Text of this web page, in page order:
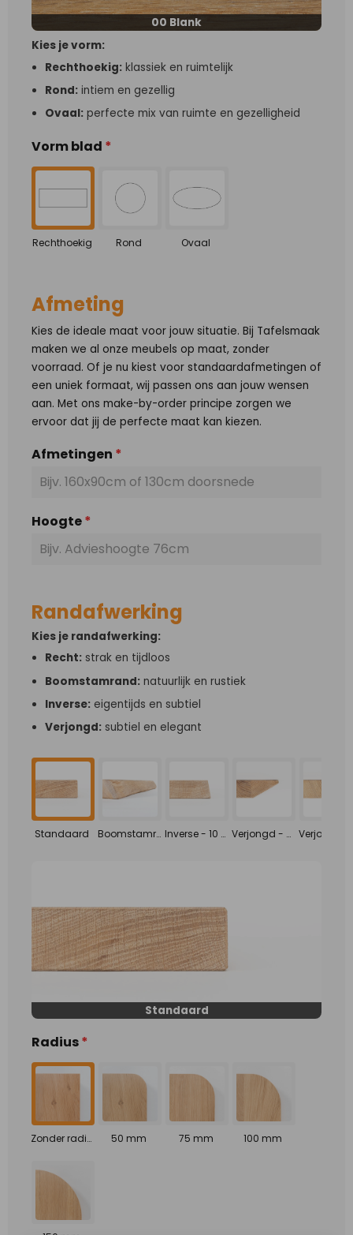
00 Blank
Kies je vorm:
Rechthoekig: klassiek en ruimtelijk
Rond: intiem en gezellig
Ovaal: perfecte mix van ruimte en gezelligheid
Vorm blad *
Rechthoekig Rond Ovaal
Afmeting
Kies de ideale maat voor jouw situatie. Bij Tafelsmaak
maken we al onze meubels op maat, zonder
voorraad. Of je nu kiest voor standaardafmetingen of
een uniek formaat, wij passen ons aan jouw wensen
aan. Met ons make-by-order principe zorgen we
ervoor dat jij de perfecte maat kan kiezen.
Afmetingen *
Hoogte*
Randafwerking
Kies je randafwerking:
Recht: strak en tijdloos
Boomstamrand: natuurlijk en rustiek
Inverse: eigentijds en subtiel
Verjongd: subtiel en elegant
Standaard Boomstamrand - organisch verloop Inverse - 10 graden Verjongd - 5mm / 30 graden
Standaard
Radius*
Zonder radius 50 mm 75 mm 100 mm